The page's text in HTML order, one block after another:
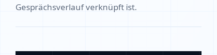
Gesprächsverlauf verknüpft ist.